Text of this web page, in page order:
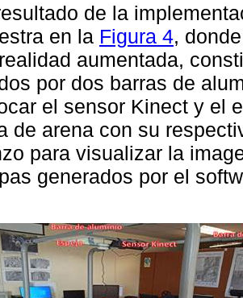
de la
en la Figura 4,
aumentada,
por dos barras de
el sensor Kinect y el
de arena con su
para visualizar la
generados por el